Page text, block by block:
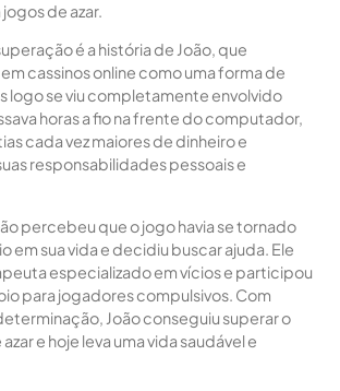
de azar.
é a história de João, que
cassinos online como uma forma de
logo se viu completamente envolvido
horas a fio na frente do computador,
cada vez maiores de dinheiro e
responsabilidades pessoais e
percebeu que o jogo havia se tornado
em sua vida e decidiu buscar ajuda. Ele
especializado em vícios e participou
para jogadores compulsivos. Com
João conseguiu superar o
e hoje leva uma vida saudável e